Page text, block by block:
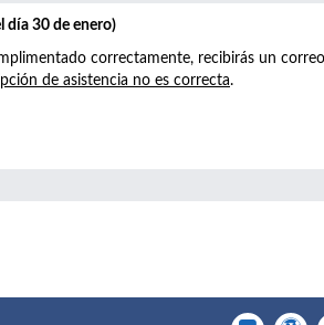
día 30 de enero)
correctamente, recibirás un
de asistencia no es correcta.